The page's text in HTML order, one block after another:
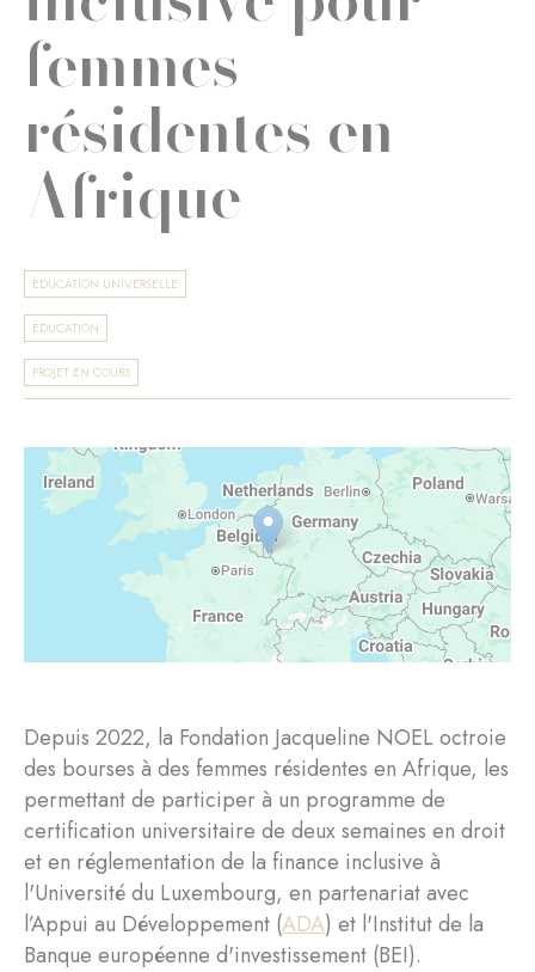
femmes
résidentes en
Afrique
ÉDUCATION UNIVERSELLE
ÉDUCATION
PROJET EN COURS
Depuis 2022, la Fondation Jacqueline NOEL octroie
des bourses à des femmes résidentes en Afrique, les
permettant de participer à un programme de
certification universitaire de deux semaines en droit
et en réglementation de la finance inclusive à
l'Université du Luxembourg, en partenariat avec
l’Appui au Développement (ADA) et l'Institut de la
Banque européenne d'investissement (BEI).